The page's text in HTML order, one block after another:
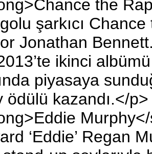
the
şarkıcı
Jonathan
2013’te ikinci
piyasaya
ödülü kazandı.</p>
‘Eddie’ Regan